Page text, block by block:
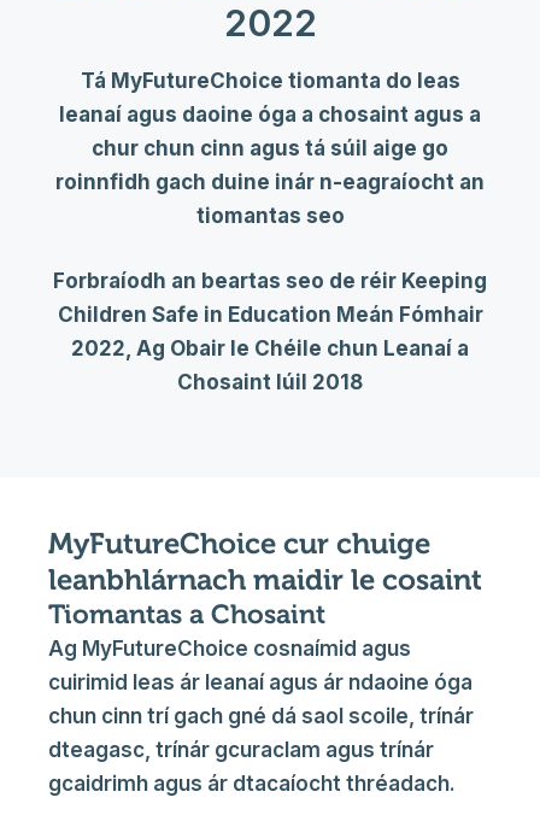
2022
Tá MyFutureChoice tiomanta do leas
leanaí agus daoine óga a chosaint agus a
chur chun cinn agus tá súil aige go
roinnfidh gach duine inár n-eagraíocht an
tiomantas seo
Forbraíodh an beartas seo de réir Keeping
Children Safe in Education Meán Fómhair
2022, Ag Obair le Chéile chun Leanaí a
Chosaint Iúil 2018
MyFutureChoice cur chuige
leanbhlárnach maidir le cosaint
Tiomantas a Chosaint
Ag MyFutureChoice cosnaímid agus
cuirimid leas ár leanaí agus ár ndaoine óga
chun cinn trí gach gné dá saol scoile, trínár
dteagasc, trínár gcuraclam agus trínár
gcaidrimh agus ár dtacaíocht thréadach.